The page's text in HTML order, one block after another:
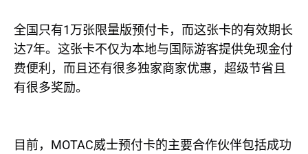
全国只有1 万张限量版预付卡，而这张卡的有效期长
达7年。这张卡不仅为本地与国际游客提供免现金付
费便利，而且还有很多独家商家优惠，超级节省且
有很多奖励。
目前， MOTAC威士预付卡的主要合作伙伴包括成功